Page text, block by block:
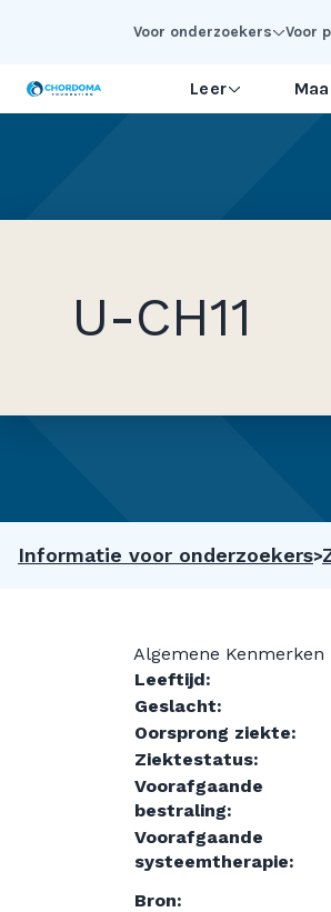
Voor onderzoekers Voor
Leer
U-CH11
Informatie voor onderzoekers
Algemene Kenmerken
Leeftijd:
Geslacht:
Oorsprong ziekte:
Ziektestatus:
Voorafgaande
bestraling:
Voorafgaande
systeemtherapie:
Bron: